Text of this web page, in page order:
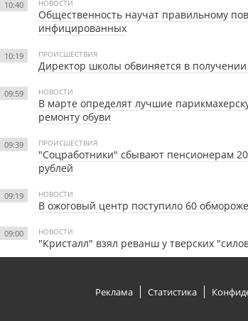
10:40 НОВОСТИ
Общественность научат правильному
инфицированных
10:19 ПРОИСШЕСТВИЯ
Директор школы обвиняется в получении
09:59 НОВОСТИ
В марте определят лучшие
ремонту обуви
09:39 ПРОИСШЕСТВИЯ
"Соцработники" сбывают пенсионерам
рублей
09:19 НОВОСТИ
В ожоговый центр поступило 60
09:00 НОВОСТИ
"Кристалл" взял реванш у тверских
Реклама Статистика